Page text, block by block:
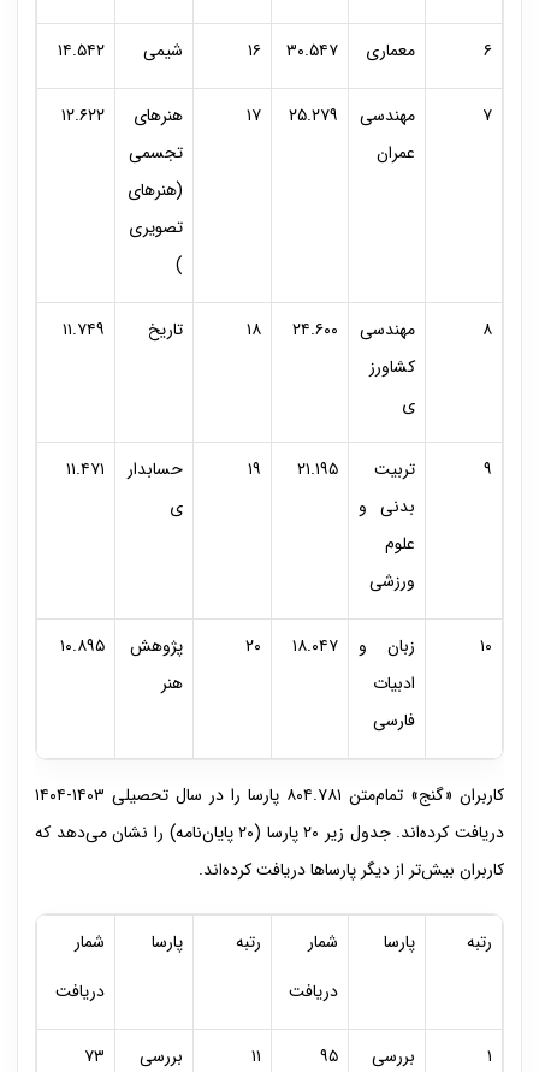
۶ معماری ۳۰.۵۴۷ ۱۶ شیمی ۱۴.۵۴۲
۷
مهندسی
عمران
۲۵.۲۷۹ ۱۷
هنرهای
تجسمی
(هنرهای
تصویری
)
۱۲.۶۲۲
۸
مهندسی
کشاورز
ی
۲۴.۶۰۰ ۱۸ تاریخ ۱۱.۷۴۹
۹
تربیت
بدنی و
علوم
ورزشی
۲۱.۱۹۵ ۱۹
حسابدار
ی
۱۱.۴۷۱
۱۰
زبان و
ادبیات
فارسی
۱۸.۰۴۷ ۲۰
پژوهش
هنر
۱۰.۸۹۵
کاربران «گنج» تمام‌متن ۸۰۴.۷۸۱ پارسا را در سال تحصیلی ۱۴۰۳-۱۴۰۴
دریافت کرده‌اند. جدول زیر ۲۰ پارسا (۲۰ پایان‌نامه) را نشان می‌دهد که
کاربران بیش‌تر از دیگر پارساها دریافت کرده‌اند.
رتبه پارسا
شمار
دریافت
رتبه پارسا
شمار
دریافت
۱ بررسی ۹۵ ۱۱ بررسی ۷۳